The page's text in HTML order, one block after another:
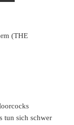
(THE
tun sich schwer